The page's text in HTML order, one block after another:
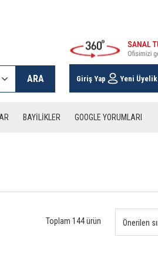
ARA Giriş Yap Yeni Üyelik
BAYİLİKLER GOOGLE YORUMLARI
Toplam 144 ürün